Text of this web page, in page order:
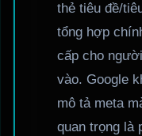
thẻ tiêu đề/
tổng hợp
cấp cho
vào. Google
mô tả meta
quan trọng là